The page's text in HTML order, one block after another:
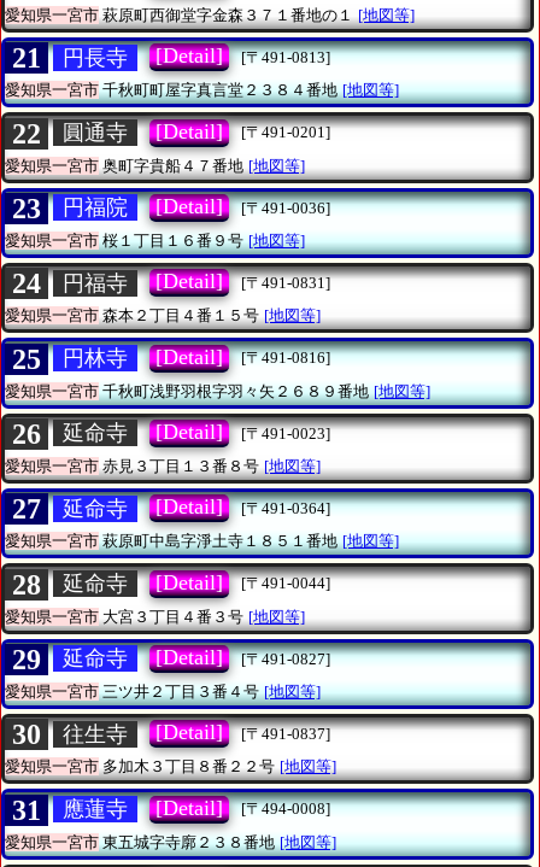
愛知県一宮市 萩原町西御堂字金森３７１番地の１ [地図等]
21 円長寺 [Detail]
[〒491-0813]
愛知県一宮市千秋町町屋字真言堂２３８４番地 [地図等]
22 圓通寺 [Detail]
[〒491-0201]
愛知県一宮市 奥町字貴船４７番地 [地図等]
23 円福院 [Detail]
[〒491-0036]
愛知県一宮市桜１丁目１６番９号 [地図等]
24 円福寺 [Detail]
[〒491-0831]
愛知県一宮市森本２丁目４番１５号 [地図等]
25 円林寺 [Detail]
[〒491-0816]
愛知県一宮市千秋町浅野羽根字羽々矢２６８９番地 [地図等]
26 延命寺 [Detail]
[〒491-0023]
愛知県一宮市 赤見３丁目１３番８号 [地図等]
27 延命寺 [Detail]
[〒491-0364]
愛知県一宮市萩原町中島字淨土寺１８５１番地 [地図等]
28 延命寺 [Detail]
[〒491-0044]
愛知県一宮市 大宮３丁目４番３号 [地図等]
29 延命寺 [Detail]
[〒491-0827]
愛知県一宮市三ツ井２丁目３番４号 [地図等]
30 往生寺 [Detail]
[〒491-0837]
愛知県一宮市多加木３丁目８番２２号 [地図等]
31 應蓮寺 [Detail]
[〒494-0008]
愛知県一宮市東五城字寺廓２３８番地 [地図等]